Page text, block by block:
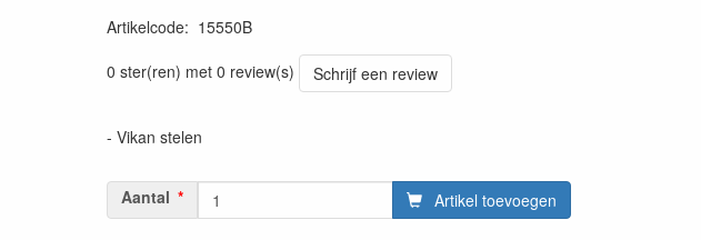
Artikelcode: 15550B
0 ster(ren) met 0 review(s)
Schrijf een review
- Vikan stelen
Aantal Artikel toevoegen